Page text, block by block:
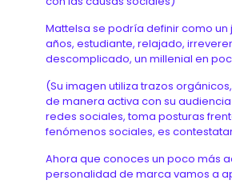
Mattelsa se podría definir como un
años, estudiante, relajado,
descomplicado, un millenial en
(Su imagen utiliza trazos
de manera activa con su
redes sociales, toma posturas
fenómenos sociales, es
Ahora que conoces un poco más
personalidad de marca vamos a